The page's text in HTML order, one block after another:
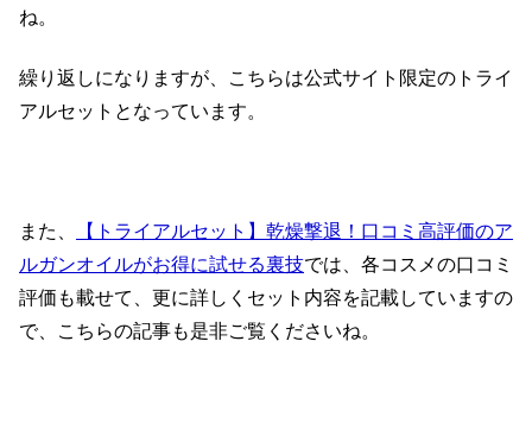
ね。
繰り返しになりますが、こちらは公式サイト限定のトライ
アルセットとなっています。
また、
【トライアルセット】乾燥撃退！口コミ高評価のア
ルガンオイルがお得に試せる裏技では、各コスメの口コミ
評価も載せて、更に詳しくセット内容を記載していますの
で、こちらの記事も是非ご覧くださいね。